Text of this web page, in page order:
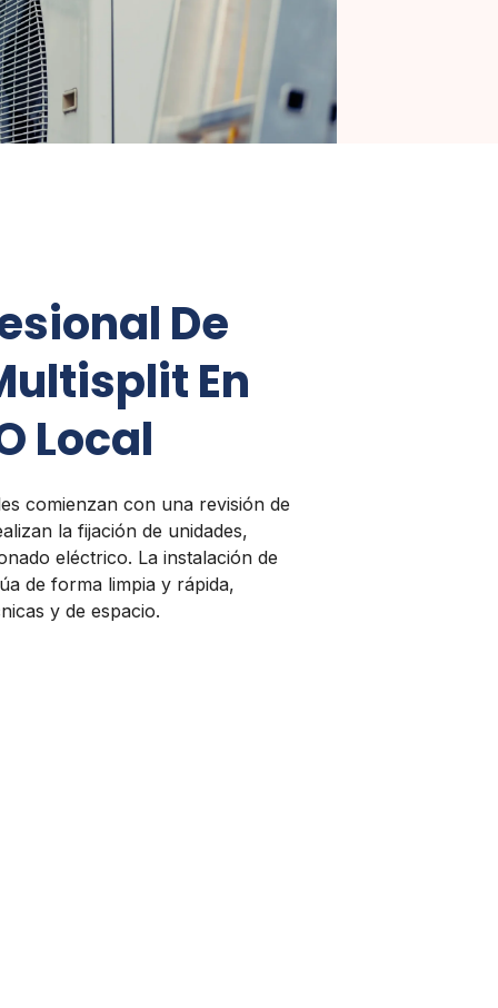
De
En
Local
comienzan con una revisión de
la fijación de unidades,
eléctrico. La instalación de
de forma limpia y rápida,
y de espacio.